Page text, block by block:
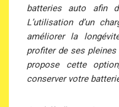
batteries auto afin
L’utilisation d’un
améliorer la
profiter de ses
propose cette
conserver votre